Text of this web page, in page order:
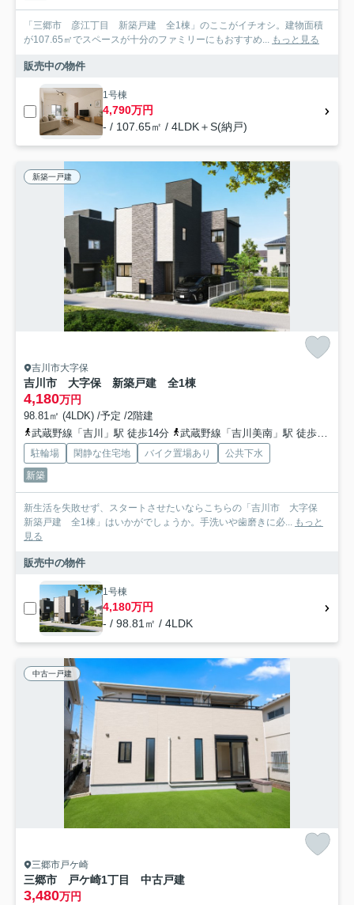
「三郷市 彦江丁目 新築戸建 全1棟」のここがイチオシ。建物面積
が107.65㎡でスペースが十分のファミリーにもおすすめ... もっと見る
販売中の物件
1号棟
4,790万円
- / 107.65㎡ / 4LDK＋S(納戸)
新築一戸建
吉川市大字保
吉川市 大字保 新築戸建 全1棟
4,180万円
98.81㎡ (4LDK) /予定 /2階建
武蔵野線「吉川」駅 徒歩14分
武蔵野線「吉川美南」駅 徒歩31分
駐輪場 閑静な住宅地 バイク置場あり
公共下水
新築
新生活を失敗せず、スタートさせたいならこちらの「吉川市 大字保
新築戸建 全1棟」はいかがでしょうか。手洗いや歯磨きに必... もっと
見る
販売中の物件
1号棟
4,180万円
- / 98.81㎡ / 4LDK
中古一戸建
三郷市戸ケ崎
三郷市 戸ケ崎1丁目 中古戸建
3,480万円